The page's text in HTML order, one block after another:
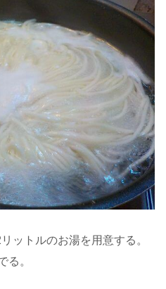
ットルのお湯を用意する。
る。